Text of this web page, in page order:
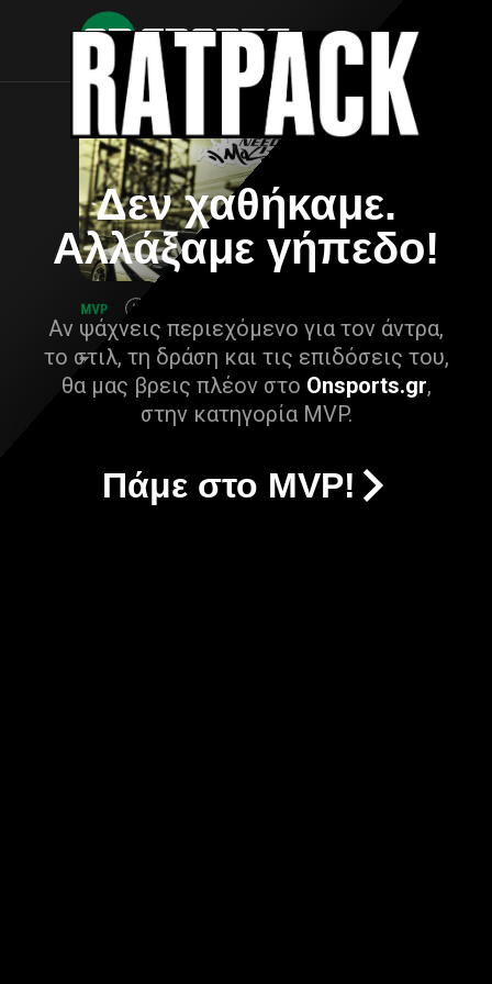
Δεν χαθήκαμε.
Αλλάξαμε γήπεδο!
Αν ψάχνεις περιεχόμενο για τον άντρα,
το στιλ, τη δράση και τις επιδόσεις του,
θα μας βρεις πλέον στο Onsports.gr,
στην κατηγορία MVP.
Πάμε στο MVP!